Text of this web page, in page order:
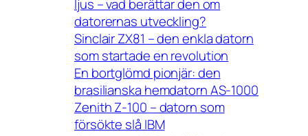
ljus – vad berättar den om
datorernas utveckling?
Sinclair ZX81 – den enkla datorn
som startade en revolution
En bortglömd pionjär: den
brasilianska hemdatorn AS-1000
Zenith Z-100 – datorn som
försökte slå IBM